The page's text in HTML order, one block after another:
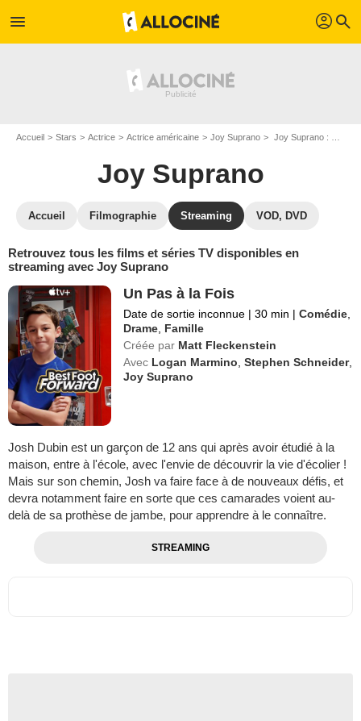
menu profil search
Accueil Stars Actrice Actrice américaine Joy Suprano Joy Suprano : Films et séries online
Joy Suprano
Accueil Filmographie Streaming VOD, DVD
Retrouvez tous les films et séries TV disponibles en
streaming avec Joy Suprano
Un Pas à la Fois
Date de sortie inconnue | 30 min | Comédie
Drame Famille
Créée par Matt Fleckenstein
Avec Logan Marmino ,Stephen Schneider,
Joy Suprano
Josh Dubin est un garçon de 12 ans qui après avoir étudié à la
maison, entre à l'école, avec l'envie de découvrir la vie d'écolier !
Mais sur son chemin, Josh va faire face à de nouveaux défis, et
devra notamment faire en sorte que ces camarades voient au-
delà de sa prothèse de jambe, pour apprendre à le connaître.
STREAMING